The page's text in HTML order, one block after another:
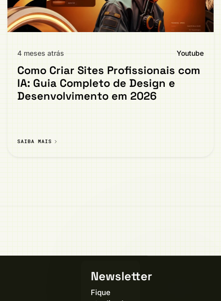
4 meses atrás Youtube
Como Criar Sites Profissionais com
IA: Guia Completo de Design e
Desenvolvimento em 2026
SAIBA MAIS
Newsletter
Fique